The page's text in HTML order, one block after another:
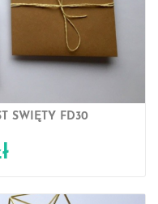
ŚWIĘTY FD30